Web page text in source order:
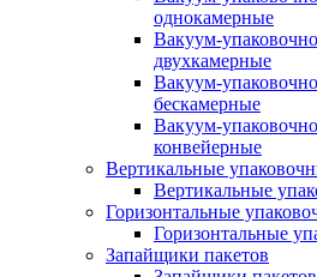
однокамерные
Вакуум-
двухкамерные
Вакуум-
беcкамерные
Вакуум-
конвейерные
Вертикальные
Вертикальные
Горизонтальные
Горизонтальные
Запайщики пакетов